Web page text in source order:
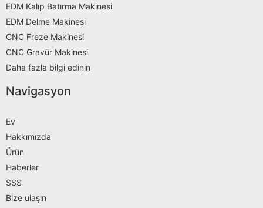
EDM Kalıp Batırma Makinesi
EDM Delme Makinesi
CNC Freze Makinesi
CNC Gravür Makinesi
Daha fazla bilgi edinin
Navigasyon
Ev
Hakkımızda
Ürün
Haberler
SSS
Bize ulaşın